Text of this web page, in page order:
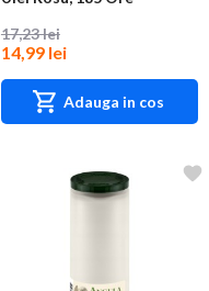
17,23 lei
14,99 lei
Adauga in cos